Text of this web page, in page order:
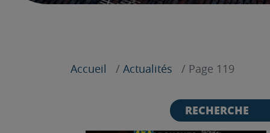
Accueil Actualités Page 119